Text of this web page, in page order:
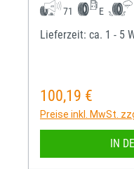
71 E
Lieferzeit: ca. 1 - 5
Regulärer Preis:
100,19 €
Preise inkl. MwSt.
IN